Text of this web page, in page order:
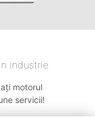
industrie
motorul
servicii!